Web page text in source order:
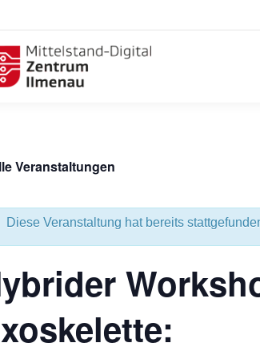
Veranstaltungen
Diese Veranstaltung hat bereits